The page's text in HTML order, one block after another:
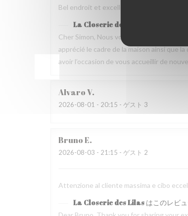
Bel endroit et excellente nourriture Mais
La Closerie des Lilas
Cher Simon, Nous vous remercions
apprécié le cadre de la maison ainsi que
avoir l’occasion de vous accueillir de
AlvaroV
2026-08-01 - 20:15 - ゲスト 3
BrunoE
2026-08-03 - 21:15 - ゲスト 2
Attenzione al cliente massima e cibo
La Closerie des Lilas はこのレビ